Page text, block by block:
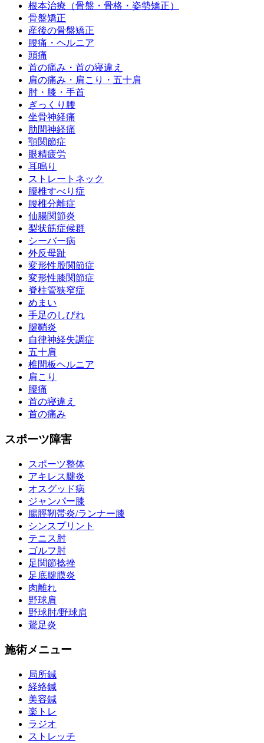
根本治療（骨盤・骨格・姿勢矯正）
骨盤矯正
産後の骨盤矯正
腰痛・ヘルニア
頭痛
首の痛み・首の寝違え
肩の痛み・肩こり・五十肩
肘・膝・手首
ぎっくり腰
坐骨神経痛
肋間神経痛
顎関節症
眼精疲労
耳鳴り
ストレートネック
腰椎すべり症
腰椎分離症
仙腸関節炎
梨状筋症候群
シーバー病
外反母趾
変形性股関節症
変形性膝関節症
脊柱管狭窄症
めまい
手足のしびれ
腱鞘炎
自律神経失調症
五十肩
椎間板ヘルニア
肩こり
腰痛
首の寝違え
首の痛み
スポーツ障害
スポーツ整体
アキレス腱炎
オスグッド病
ジャンパー膝
腸脛靭帯炎/ランナー膝
シンスプリント
テニス肘
ゴルフ肘
足関節捻挫
足底腱膜炎
肉離れ
野球肩
野球肘/野球肩
鵞足炎
施術メニュー
局所鍼
経絡鍼
美容鍼
楽トレ
ラジオ
ストレッチ